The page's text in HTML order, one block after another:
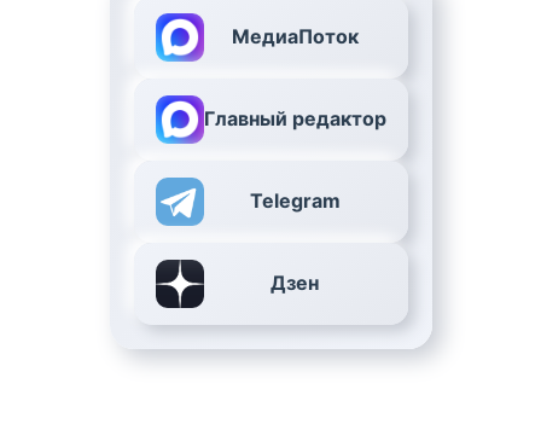
МедиаПоток
Главный редактор
Telegram
Дзен